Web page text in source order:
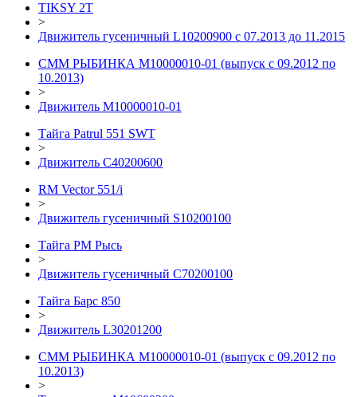
TIKSY 2T
>
Движитель гусеничный L10200900 с 07.2013 до 11.2015
СММ РЫБИНКА M10000010-01 (выпуск с 09.2012 по
10.2013)
>
Движитель М10000010-01
Тайга Patrul 551 SWT
>
Движитель C40200600
RM Vector 551/i
>
Движитель гусеничный S10200100
Тайга РМ Рысь
>
Движитель гусеничный C70200100
Тайга Барс 850
>
Движитель L30201200
СММ РЫБИНКА M10000010-01 (выпуск с 09.2012 по
10.2013)
>